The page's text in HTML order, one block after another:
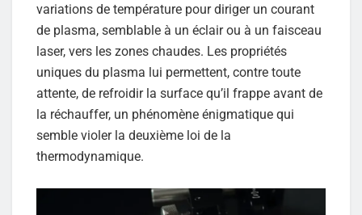
variations de température pour diriger un courant
de plasma, semblable à un éclair ou à un faisceau
laser, vers les zones chaudes. Les propriétés
uniques du plasma lui permettent, contre toute
attente, de refroidir la surface qu’il frappe avant de
la réchauffer, un phénomène énigmatique qui
semble violer la deuxième loi de la
thermodynamique.